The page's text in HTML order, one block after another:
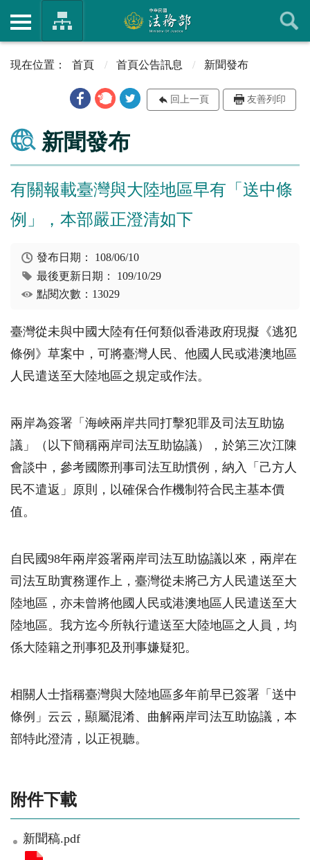
首頁 首頁公告訊息 新聞發布
回上一頁 友善列印
新聞發布
有關報載臺灣與大陸地區早有「送中條
例」，本部嚴正澄清如下
發布日期： 108/06/10
最後更新日期： 109/10/29
點閱次數：13029
臺灣從未與中國大陸有任何類似香港政府現擬《逃犯
條例》草案中，可將臺灣人民、他國人民或港澳地區
人民遣送至大陸地區之規定或作法。
兩岸為簽署「海峽兩岸共同打擊犯罪及司法互助協
議」（以下簡稱兩岸司法互助協議），於第三次江陳
會談中，參考國際刑事司法互助慣例，納入「己方人
民不遣返」原則，以確保合作機制符合民主基本價
值。
自民國98年兩岸簽署兩岸司法互助協議以來，兩岸在
司法互助實務運作上，臺灣從未將己方人民遣送至大
陸地區，亦未曾將他國人民或港澳地區人民遣送至大
陸地區。我方迄今所執行遣送至大陸地區之人員，均
係大陸籍之刑事犯及刑事嫌疑犯。
相關人士指稱臺灣與大陸地區多年前早已簽署「送中
條例」云云，顯屬混淆、曲解兩岸司法互助協議，本
部特此澄清，以正視聽。
附件下載
新聞稿.pdf